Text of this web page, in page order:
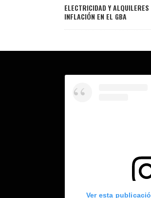
ELECTRICIDAD Y
INFLACIÓN EN EL GBA
Ver esta